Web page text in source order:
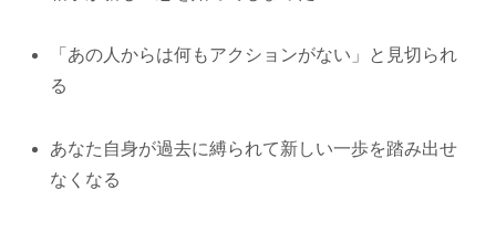
「あの人からは何もアクションがない」と見切られ
る
あなた自身が過去に縛られて新しい一歩を踏み出せ
なくなる